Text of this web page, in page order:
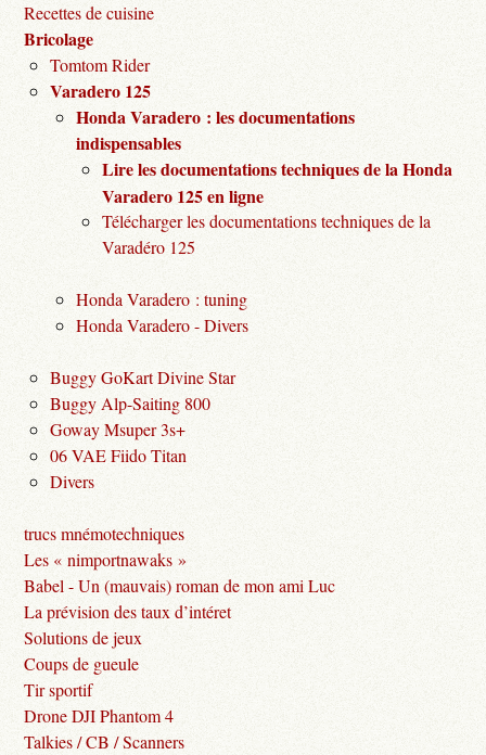
Recettes de cuisine
Bricolage
Tomtom Rider
Varadero 125
Honda Varadero : les documentations
indispensables
Lire les documentations techniques de la Honda
Varadero 125 en ligne
Télécharger les documentations techniques de la
Varadéro 125
Honda Varadero : tuning
Honda Varadero - Divers
Buggy GoKart Divine Star
Buggy Alp-Saiting 800
Goway Msuper 3s+
06 VAE Fiido Titan
Divers
trucs mnémotechniques
Les « nimportnawaks »
Babel - Un (mauvais) roman de mon ami Luc
La prévision des taux d’intéret
Solutions de jeux
Coups de gueule
Tir sportif
Drone DJI Phantom 4
Talkies / CB / Scanners